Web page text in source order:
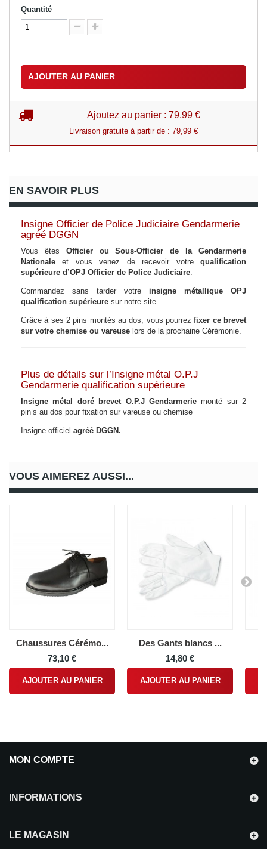
Quantité
AJOUTER AU PANIER
Ajoutez au panier : 79,99 €
Livraison gratuite à partir de : 79,99 €
EN SAVOIR PLUS
Insigne Officier de Police Judiciaire Gendarmerie
agréé DGGN
Vous êtes Officier ou Sous-Officier de la Gendarmerie
Nationale et vous venez de recevoir votre qualification
supérieure d’OPJ Officier de Police Judiciaire.
Commandez sans tarder votre insigne métallique OPJ
qualification supérieure sur notre site.
Grâce à ses 2 pins montés au dos, vous pourrezfixer ce brevet
sur votre chemise ou vareuse lors de la prochaine Cérémonie.
Plus de détails sur l’Insigne métal O.P.J
Gendarmerie qualification supérieure
Insigne métal doré brevet O.P.J Gendarmeriemonté sur 2
pin’s au dos pour fixation sur vareuse ou chemise
Insigne officiel agréé DGGN.
VOUS AIMEREZ AUSSI...
Chaussures Cérémo...
73,10 €
AJOUTER AU PANIER
Des Gants blancs ...
14,80 €
AJOUTER AU PANIER
MON COMPTE
INFORMATIONS
LE MAGASIN